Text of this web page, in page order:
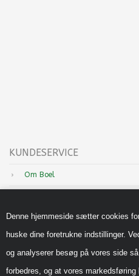
Denne hjemmeside sætter cookies
huske dine foretrukne indstillinger.
og analyserer besøg på vores side
forbedres, og at vores
KUNDESERVICE
Om Boel
Inspiration
Sådan handler du hos os